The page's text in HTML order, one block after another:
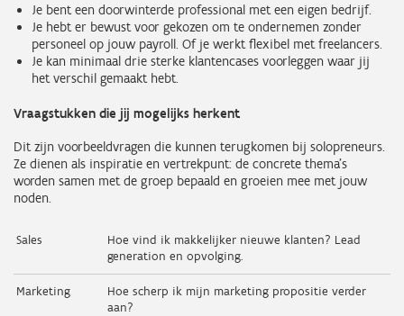
Je bent een doorwinterde professional met een eigen bedrijf.
Je hebt er bewust voor gekozen om te ondernemen zonder
personeel op jouw payroll. Of je werkt flexibel met freelancers.
Je kan minimaal drie sterke klantencases voorleggen waar jij
het verschil gemaakt hebt.
Vraagstukken die jij mogelijks herkent
Dit zijn voorbeeldvragen die kunnen terugkomen bij solopreneurs.
Ze dienen als inspiratie en vertrekpunt: de concrete thema’s
worden samen met de groep bepaald en groeien mee met jouw
noden.
Sales
Hoe vind ik makkelijker nieuwe klanten? Lead
generation en opvolging.
Marketing
Hoe scherp ik mijn marketing propositie verder
aan?